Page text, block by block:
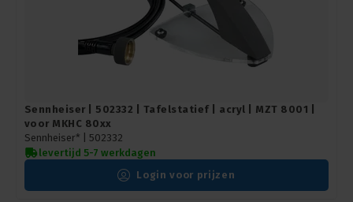
Sennheiser | 502332 | Tafelstatief | acryl | MZT 8001 |
voor MKHC 80xx
Sennheiser* | 502332
levertijd 5-7 werkdagen
Login voor prijzen